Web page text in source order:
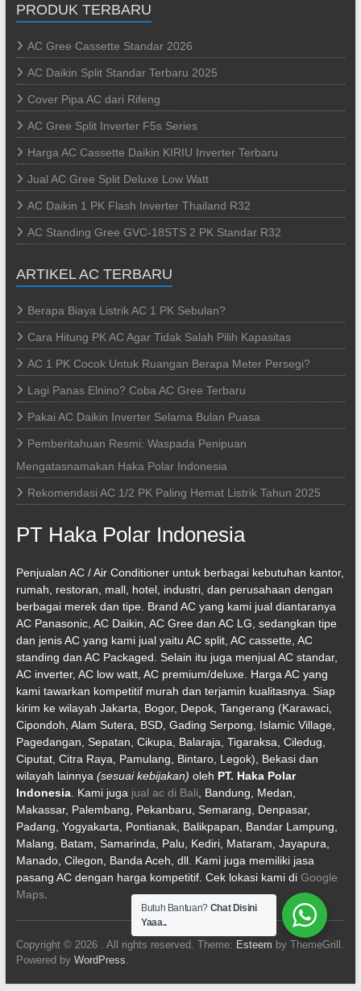
PRODUK TERBARU
AC Gree Cassette Standar 2026
AC Daikin Split Standar Terbaru 2025
Cover Pipa AC dari Rifeng
AC Gree Split Inverter F5s Series
Harga AC Cassette Daikin KIRIU Inverter Terbaru
Jual AC Gree Split Deluxe Low Watt
AC Daikin 1 PK Flash Inverter Thailand R32
AC Standing Gree GVC-18STS 2 PK Standar R32
ARTIKEL AC TERBARU
Berapa Biaya Listrik AC 1 PK Sebulan?
Cara Hitung PK AC Agar Tidak Salah Pilih Kapasitas
AC 1 PK Cocok Untuk Ruangan Berapa Meter Persegi?
Lagi Panas Elnino? Coba AC Gree Terbaru
Pakai AC Daikin Inverter Selama Bulan Puasa
Pemberitahuan Resmi: Waspada Penipuan
Mengatasnamakan Haka Polar Indonesia
Rekomendasi AC 1/2 PK Paling Hemat Listrik Tahun 2025
PT Haka Polar Indonesia
Penjualan AC / Air Conditioner untuk berbagai kebutuhan kantor,
rumah, restoran, mall, hotel, industri, dan perusahaan dengan
berbagai merek dan tipe. Brand AC yang kami jual diantaranya
AC Panasonic, AC Daikin, AC Gree dan AC LG, sedangkan tipe
dan jenis AC yang kami jual yaitu AC split, AC cassette, AC
standing dan AC Packaged. Selain itu juga menjual AC standar,
AC inverter, AC low watt, AC premium/deluxe. Harga AC yang
kami tawarkan kompetitif murah dan terjamin kualitasnya. Siap
kirim ke wilayah Jakarta, Bogor, Depok, Tangerang (Karawaci,
Cipondoh, Alam Sutera, BSD, Gading Serpong, Islamic Village,
Pagedangan, Sepatan, Cikupa, Balaraja, Tigaraksa, Ciledug,
Ciputat, Citra Raya, Pamulang, Bintaro, Legok), Bekasi dan
wilayah lainnya (sesuai kebijakan) oleh PT. Haka Polar
Indonesia. Kami juga jual ac di Bali , Bandung, Medan,
Makassar, Palembang, Pekanbaru, Semarang, Denpasar,
Padang, Yogyakarta, Pontianak, Balikpapan, Bandar Lampung,
Malang, Batam, Samarinda, Palu, Kediri, Mataram, Jayapura,
Manado, Cilegon, Banda Aceh, dll. Kami juga memiliki jasa
pasang AC dengan harga kompetitif. Cek lokasi kami di Google
Maps.
Copyright © 2026 . All rights reserved. Theme: Esteem by ThemeGrill.
Powered by WordPress
Butuh Bantuan? Chat Disini
Yaaa..